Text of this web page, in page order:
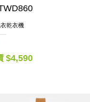
乾衣機
$4,590